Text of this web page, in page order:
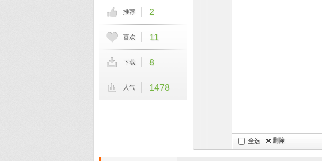
全选 删除
推荐 2
喜欢 11
下载 8
人气 1478